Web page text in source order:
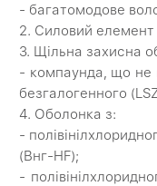
- багатомодове
2. Силовий елемент
3. Щільна захисна
- компаунда, що не
безгалогенного
4. Оболонка з:
-
(Внг-HF);
-